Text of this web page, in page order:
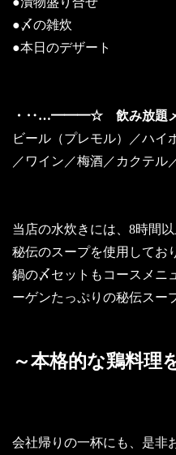
●〆の雑炊
●本日のデザート
・‥…━━━☆ 飲み放題メ
ビール（プレモル）／ハイ
／ワイン／梅酒／カクテル
当店の水炊きには、8時間
秘伝のスープを使用してお
鍋の〆セットもコースメニ
ーゲンたっぷりの秘伝スー
～本格的な鶏料理
会社帰りの一杯にも、是非